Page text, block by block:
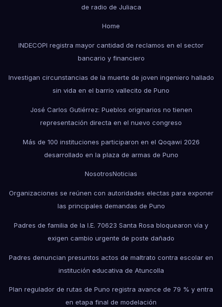
de radio de Juliaca
Home
INDECOPI registra mayor cantidad de reclamos en el sector
bancario y financiero
Investigan circunstancias de la muerte de joven ingeniero hallado
sin vida en el barrio vallecito de Puno
José Carlos Gutiérrez: Pueblos originarios no tienen
representación directa en el nuevo congreso
Más de 100 instituciones participaron en el Qoqawi 2026
desarrollado en la plaza de armas de Puno
NosotrosNoticias
Organizaciones se reúnen con autoridades electas para exponer
las principales demandas de Puno
Padres de familia de la I.E. 70623 Santa Rosa bloquearon vía y
exigen cambio urgente de poste dañado
Padres denuncian presuntos actos de maltrato contra escolar en
institución educativa de Atuncolla
Plan regulador de rutas de Puno registra avance de 79 % y entra
en etapa final de modelación